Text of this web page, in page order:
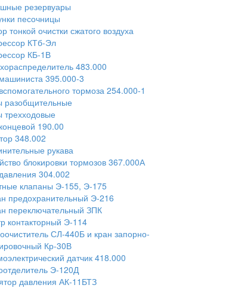
резервуары
песочницы
тонкой очистки сжатого воздуха
КТб-Эл
КБ-1В
483.000
395.000-3
тормоза 254.000-1
разобщительные
трехходовые
190.00
348.002
рукава
блокировки тормозов 367.000А
304.002
клапаны Э-155, Э-175
предохранительный Э-216
переключательный ЗПК
контакторный Э-114
СЛ-440Б и кран запорно-
Кр-30В
датчик 418.000
Э-120Д
давления АК-11БТЗ